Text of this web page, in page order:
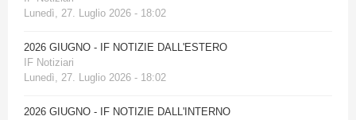
Lunedì, 27. Luglio 2026 - 18:02
2026 GIUGNO - IF NOTIZIE DALL'ESTERO
IF Notiziari
Lunedì, 27. Luglio 2026 - 18:02
2026 GIUGNO - IF NOTIZIE DALL'INTERNO